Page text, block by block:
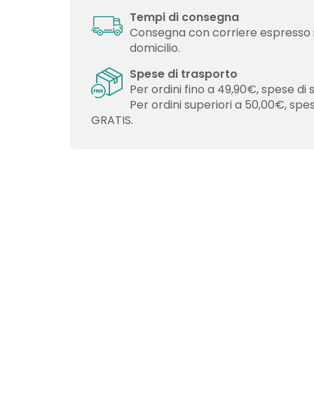
Tempi di consegna
Consegna con corriere
domicilio.
Spese di trasporto
Per ordini fino a 49,90€, spese di
Per ordini superiori a 50,00€,
GRATIS.